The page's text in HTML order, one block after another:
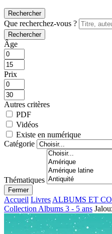
Rechercher
Que recherchez-vous ?
Rechercher
Âge
Prix
Autres critères
PDF
Vidéos
Existe en numérique
Catégorie
Thématiques
Fermer
Accueil Livres ALBUMS ET
Collection Albums 3 - 5 ans